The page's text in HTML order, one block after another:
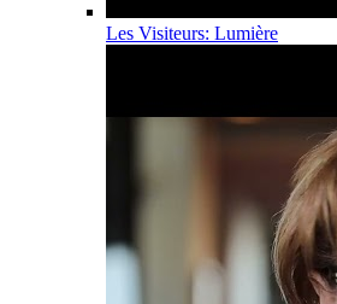
Les Visiteurs: Lumière